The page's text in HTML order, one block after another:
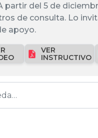
partir del 5 de
de consulta. Lo
apoyo.
VER
INSTRUCTIVO